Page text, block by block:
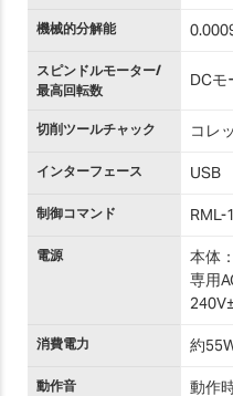
機械的分解能
スピンドルモーター/
最高回転数
DCモ
切削ツールチャック コレ
インターフェース USB
制御コマンド RML-
電源
本体
専用
消費電力 約
動作音
動作